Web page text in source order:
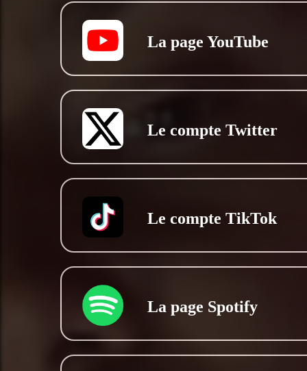
La page YouTube
Le compte Twitter
Le compte TikTok
La page Spotify